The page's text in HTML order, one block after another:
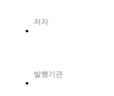
저자
발행기관